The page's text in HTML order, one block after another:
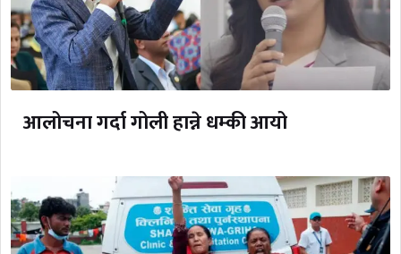
आलोचना गर्दा गोली हान्ने धम्की आयो